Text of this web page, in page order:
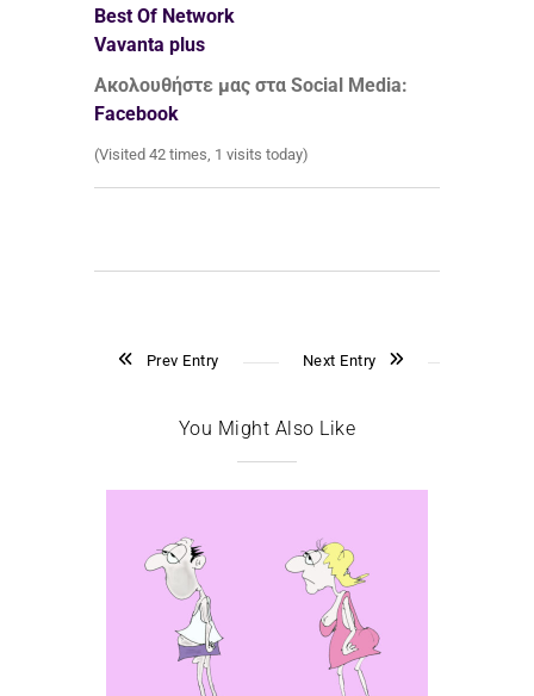
Best Of Network
Vavanta plus
Ακολουθήστε μας στα Social Media:
Facebook
(Visited 42 times, 1 visits today)
Prev Entry Next Entry
You Might Also Like